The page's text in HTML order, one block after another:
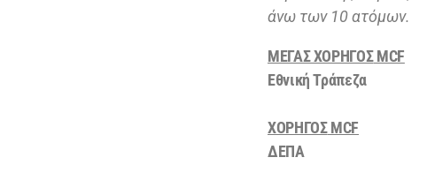
άνω των 10 ατόμων.
ΜΕΓΑΣ ΧΟΡΗΓΟΣMCF
Εθνική Τράπεζα
ΧΟΡΗΓΟΣMCF
ΔΕΠΑ